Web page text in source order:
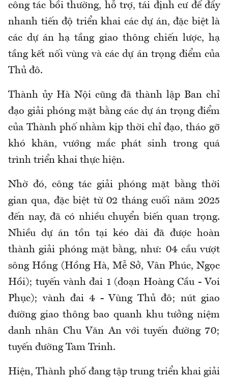
công tác bồi thường, hỗ trợ, tái định cư để đẩy
nhanh tiến độ triển khai các dự án, đặc biệt là
các dự án hạ tầng giao thông chiến lược, hạ
tầng kết nối vùng và các dự án trọng điểm của
Thủ đô.
Thành ủy Hà Nội cũng đã thành lập Ban chỉ
đạo giải phóng mặt bằng các dự án trọng điểm
của Thành phố nhằm kịp thời chỉ đạo, tháo gỡ
khó khăn, vướng mắc phát sinh trong quá
trình triển khai thực hiện.
Nhờ đó, công tác giải phóng mặt bằng thời
gian qua, đặc biệt từ 02 tháng cuối năm 2025
đến nay, đã có nhiều chuyển biến quan trọng.
Nhiều dự án tồn tại kéo dài đã được hoàn
thành giải phóng mặt bằng, như: 04 cầu vượt
sông Hồng (Hồng Hà, Mễ Sở, Vân Phúc, Ngọc
Hồi); tuyếnvành đai 1 (đoạn Hoàng Cầu - Voi
Phục);vành đai 4 - Vùng Thủ đô; nút giao
đường giao thông bao quanh khu tưởng niệm
danh nhân Chu Văn An với tuyến đường 70;
tuyến đường Tam Trinh.
Hiện, Thành phố đang tập trung triển khai giải